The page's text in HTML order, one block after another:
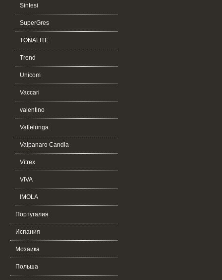
Sintesi
SuperGres
TONALITE
Trend
Unicom
Vaccari
valentino
Vallelunga
Valpanaro Candia
Vitrex
VIVA
IMOLA
Португалия
Испания
Мозаика
Польша